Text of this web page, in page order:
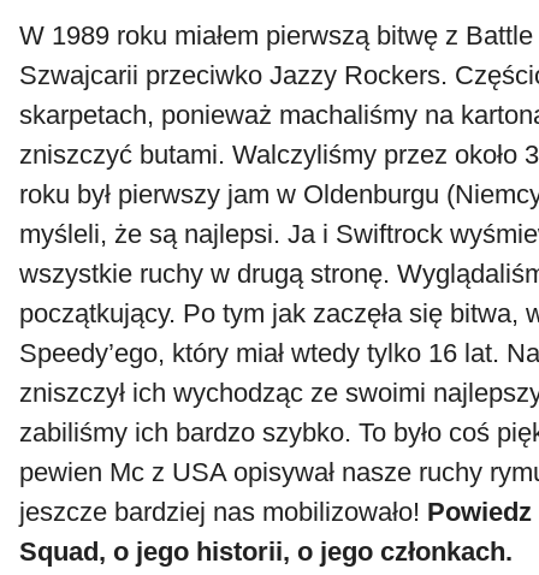
W 1989 roku miałem pierwszą bitwę z
Szwajcarii przeciwko Jazzy Rockers.
skarpetach, ponieważ machaliśmy na
zniszczyć butami. Walczyliśmy przez około
roku był pierwszy jam w Oldenburgu
myśleli, że są najlepsi. Ja i Swiftrock
wszystkie ruchy w drugą stronę.
początkujący. Po tym jak zaczęła się bitwa,
Speedy’ego, który miał wtedy tylko 16 lat.
zniszczył ich wychodząc ze swoimi
zabiliśmy ich bardzo szybko. To było coś
pewien Mc z USA opisywał nasze ruchy
jeszcze bardziej nas mobilizowało!
Squad, o jego historii, o jego członkach.